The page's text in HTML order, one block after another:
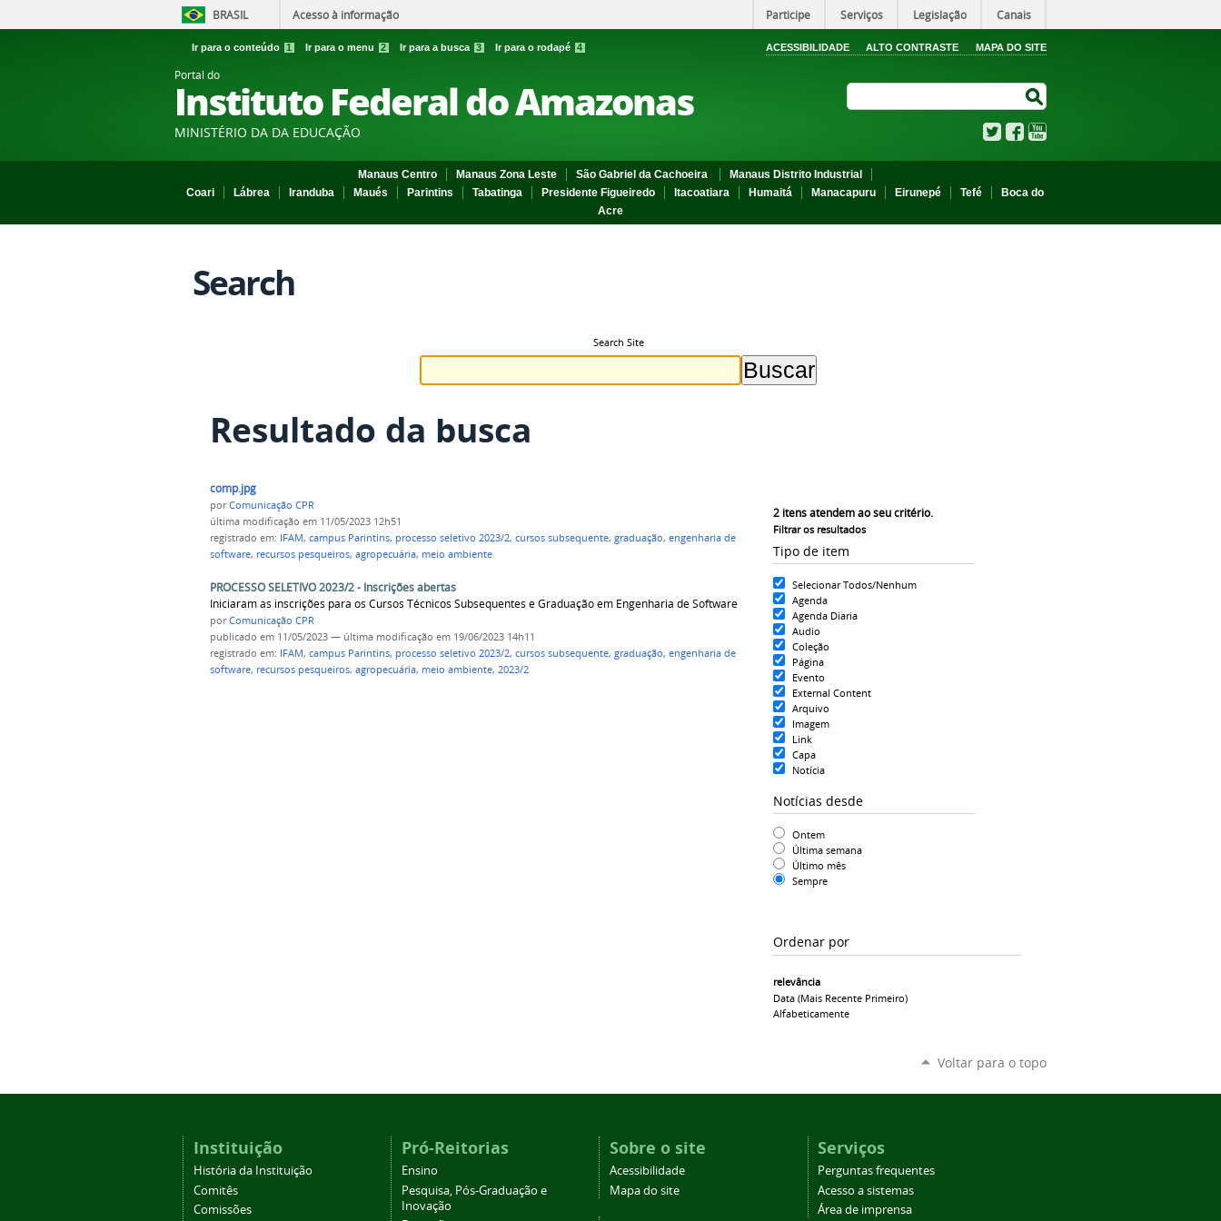
BRASIL Acesso à informação Participe Serviços Legislação Canais
Ir para o conteúdo 1 Ir para o menu 2 Ir para a busca 3 Ir para o rodapé 4 ACESSIBILIDADE ALTO CONTRASTE MAPA DO SITE
Portal do
Instituto Federal do Amazonas
MINISTÉRIO DA DA EDUCAÇÃO TwitterFacebook
Manaus Centro Manaus Zona Leste São Gabriel da Cachoeira
Manaus Distrito Industrial
Coari
Lábrea Iranduba Maués Parintins Tabatinga Presidente Figueiredo Itacoatiara Humaitá Manacapuru Eirunepé Tefé
Boca do
Acre
Search
Search Site
Resultado da busca
2itens atendem ao seu critério.
Filtrar os resultados
Tipo de item
Selecionar Todos/Nenhum
Agenda
Agenda Diaria
Audio
Coleção
Página
Evento
External Content
Arquivo
Imagem
Link
Capa
Notícia
Notícias desde
Ontem
Última semana
Último mês
Sempre
Ordenar por
relevância
Data (mais Recente Primeiro)
Alfabeticamente
comp.jpg
porComunicação CPR
última modificação em 11/05/2023 12h51
registrado em: IFAM, campus Parintins, processo seletivo 2023/2, cursos subsequente, graduação, engenharia de
software, recursos pesqueiros, agropecuária, meio ambiente
PROCESSO SELETIVO 2023/2 - Inscrições abertas
Iniciaram as inscrições para os Cursos Técnicos Subsequentes e Graduação em Engenharia de Software
porComunicação CPR
publicado em 11/05/2023 — última modificação em 19/06/2023 14h11
registrado em: IFAM, campus Parintins, processo seletivo 2023/2, cursos subsequente, graduação, engenharia de
software, recursos pesqueiros, agropecuária, meio ambiente, 2023/2
Voltar para o topo
Instituição
História da Instituição
Comitês
Comissões
Pró-Reitorias
Ensino
Pesquisa, Pós-Graduação e
Inovação
Sobre o site
Acessibilidade
Mapa do site
Serviços
Perguntas frequentes
Acesso a sistemas
Área de imprensa